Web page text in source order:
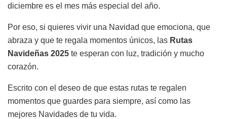
diciembre es el mes más especial del año.
Por eso, si quieres vivir una Navidad que emociona, que
abraza y que te regala momentos únicos, las Rutas
Navideñas 2025 te esperan con luz, tradición y mucho
corazón.
Escrito con el deseo de que estas rutas te regalen
momentos que guardes para siempre, así como las
mejores Navidades de tu vida.